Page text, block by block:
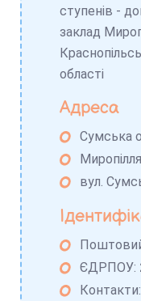
ступенів -
заклад
області
Адреса
Сумська
Миропілля
вул.
ЄДРПОУ:
Контакти: